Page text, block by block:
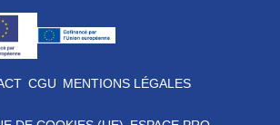
CGU MENTIONS LÉGALES